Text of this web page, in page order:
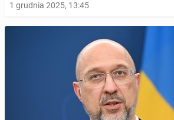
1 grudnia 2025, 13:45